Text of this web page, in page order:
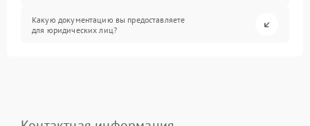
Какую документацию вы предоставляете
для юридических лиц?